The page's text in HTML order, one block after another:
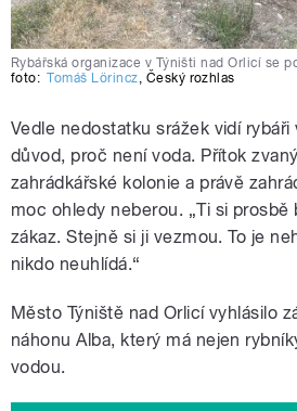
Rybářská organizace v Týništi nad Orlicí se
foto: Tomáš Lörincz, Český rozhlas
Vedle nedostatku srážek vidí rybáři
důvod, proč není voda. Přítok
zahrádkářské kolonie a právě
moc ohledy neberou. „Ti si
zákaz. Stejně si ji vezmou. To je
nikdo neuhlídá.“
Město Týniště nad Orlicí vyhlásilo
náhonu Alba, který má nejen
vodou.